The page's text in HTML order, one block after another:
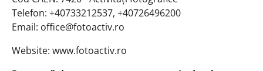
Telefon: +40733212537, +40726496200
Email: office@fotoactiv.ro
Website: www.fotoactiv.ro